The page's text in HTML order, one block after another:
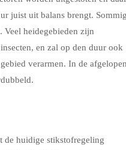
juist uit balans brengt.
Veel heidegebieden zijn
en zal op den duur ook
verarmen. In de
de huidige stikstofregeling